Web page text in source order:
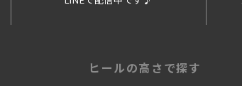
ヒールの高さで探す